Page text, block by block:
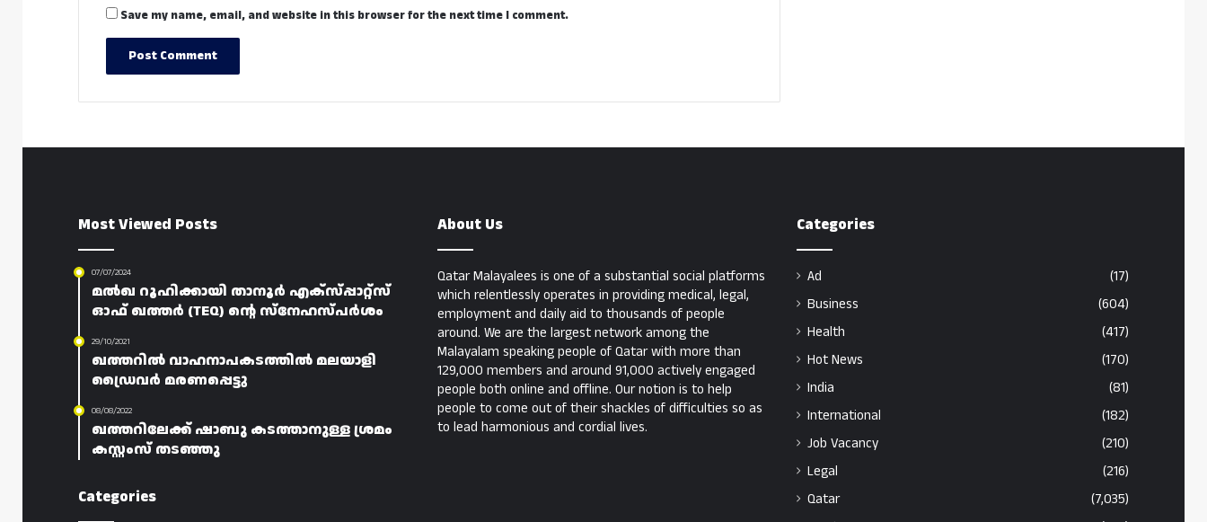
Save my name, email, and website in this browser for the next time I comment.
Most Viewed Posts
07/07/2024
മൽഖ റൂഹിക്കായി താനൂർ എക്സ്പ്പാറ്റ്സ്
ഓഫ് ഖത്തർ (TEQ) ന്റെ സ്നേഹസ്പർശം
29/10/2021
ഖത്തറിൽ വാഹനാപകടത്തിൽ മലയാളി
ഡ്രൈവർ മരണപ്പെട്ടു
08/08/2022
ഖത്തറിലേക്ക് ഷാബു കടത്താനുള്ള ശ്രമം
കസ്റ്റംസ് തടഞ്ഞു
Categories
About Us
Qatar Malayalees is one of a substantial social platforms
which relentlessly operates in providing medical, legal,
employment and daily aid to thousands of people
around. We are the largest network among the
Malayalam speaking people of Qatar with more than
129,000 members and around 91,000 actively engaged
people both online and offline. Our notion is to help
people to come out of their shackles of difficulties so as
to lead harmonious and cordial lives.
Categories
Ad
(17)
Business
(604)
Health
(417)
Hot News
(170)
India
(81)
International
(182)
Job Vacancy
(210)
Legal
(216)
Qatar
(7,035)